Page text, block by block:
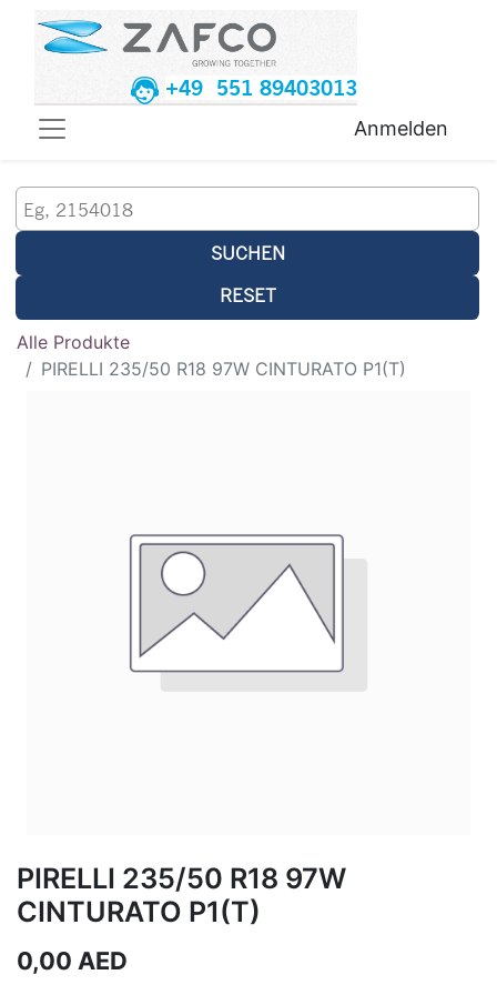
+49 551 89403013
Anmelden
SUCHEN
RESET
Alle Produkte
PIRELLI 235/50 R18 97W CINTURATO P1(T)
PIRELLI 235/50 R18 97W
CINTURATO P1(T)
0,00 AED